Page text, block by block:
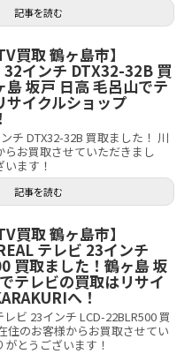
記事を読む
買取 鶴ヶ島市】
インチ DTX32-32B 買
坂戸 日高 毛呂山でテ
サイクルショップ
チ DTX32-32B 買取ました！ 川
お買取させていただきまし
ます！
記事を読む
買取 鶴ヶ島市】
テレビ 23インチ
買取ました！鶴ヶ島 坂
テレビの買取はリサイ
へ！
レビ 23インチ LCD-22BLR500 買
住のお客様からお買取させてい
とうございます！